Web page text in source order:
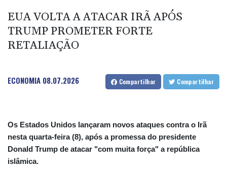
EUA VOLTA A ATACAR IRÃ APÓS
TRUMP PROMETER FORTE
RETALIAÇÃO
ECONOMIA 08.07.2026 Compartilhar Compartilhar
Os Estados Unidos lançaram novos ataques contra o Irã
nesta quarta-feira (8), após a promessa do presidente
Donald Trump de atacar "com muita força" a república
islâmica.